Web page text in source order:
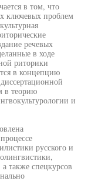
в том, что
ключевых проблем
речевых
в ходе
риторики
в концепцию
в теорию
и
русского и
также спецкурсов